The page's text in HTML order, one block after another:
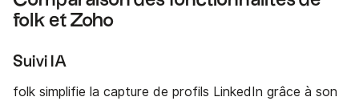
folk et Zoho
Suivi IA
folk simplifie la capture de profils LinkedIn grâce à son